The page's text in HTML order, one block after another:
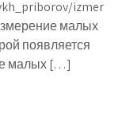
izmer
малых
появляется
малых […]